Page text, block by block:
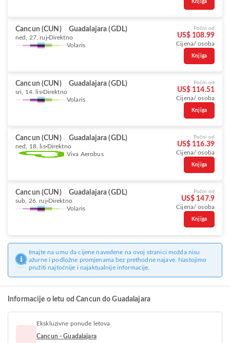
Knjiga
Cancun (CUN) Guadalajara (GDL)
ned, 27. ruj Direktno
Volaris
Počni od
US$ 108.99
Cijena/ osoba
Knjiga
Cancun (CUN) Guadalajara (GDL)
sri, 14. lis Direktno
Volaris
Počni od
US$ 114.51
Cijena/ osoba
Knjiga
Cancun (CUN) Guadalajara (GDL)
ned, 18. lis Direktno
Viva Aerobus
Počni od
US$ 116.39
Cijena/ osoba
Knjiga
Cancun (CUN) Guadalajara (GDL)
sub, 26. ruj Direktno
Volaris
Počni od
US$ 147.9
Cijena/ osoba
Knjiga
Imajte na umu da cijene navedene na ovoj stranici možda nisu
ažurne i podložne promjenama bez prethodne najave. Nastojimo
pružiti najtočnije i najaktualnije informacije.
Informacije o letu od Cancun do Guadalajara
Ekskluzivne ponude letova
Cancun - Guadalajara